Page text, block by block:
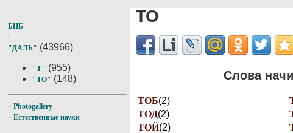
БНБ
"ДАЛЬ" (43966)
"Т" (955)
"ТО" (148)
- Photogallery
- Естественные науки
ТО
Слова
ТОБ(2)
ТОД(2)
ТОЙ(2)